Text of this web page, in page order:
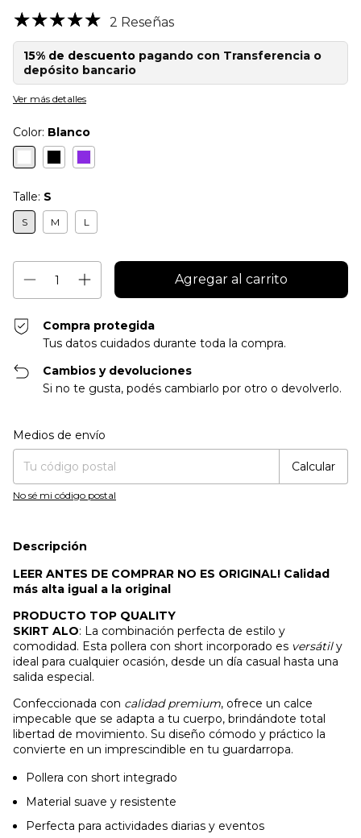
2 Reseñas
15% de descuento pagando con Transferencia o
depósito bancario
Ver más detalles
Color: Blanco
Talle: S
S M L
Compra protegida
Tus datos cuidados durante toda la compra.
Cambios y devoluciones
Si no te gusta, podés cambiarlo por otro o devolverlo.
Entregas para el CP:
Medios de envío
Calcular
No sé mi código postal
Descripción
LEER ANTES DE COMPRAR NO ES ORIGINAL! Calidad
más alta igual a la original
PRODUCTO TOP QUALITY
SKIRT ALO: La combinación perfecta de estilo y
comodidad. Esta pollera con short incorporado es versátily
ideal para cualquier ocasión, desde un día casual hasta una
salida especial.
Confeccionada con calidad premium, ofrece un calce
impecable que se adapta a tu cuerpo, brindándote total
libertad de movimiento. Su diseño cómodo y práctico la
convierte en un imprescindible en tu guardarropa.
Pollera con short integrado
Material suave y resistente
Perfecta para actividades diarias y eventos